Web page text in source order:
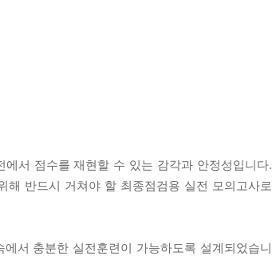
서 점수를 재현할 수 있는 감각과 안정성입니다.
반드시 거쳐야 할 최종점검용 실전 모의고사로
서 충분한 실전훈련이 가능하도록 설계되었습니